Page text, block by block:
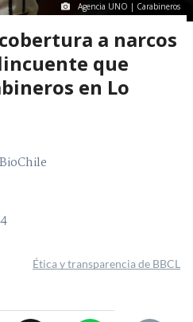
Agencia UNO | Carabineros
a narcos
que
en Lo
Ética y transparencia de BBCL